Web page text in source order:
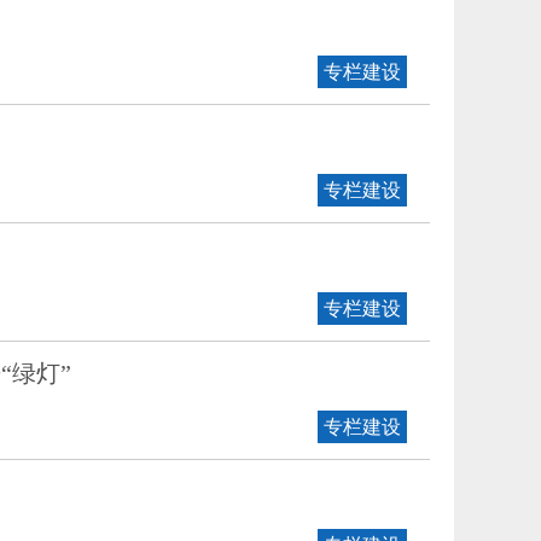
专栏建设
专栏建设
专栏建设
绿灯”
专栏建设